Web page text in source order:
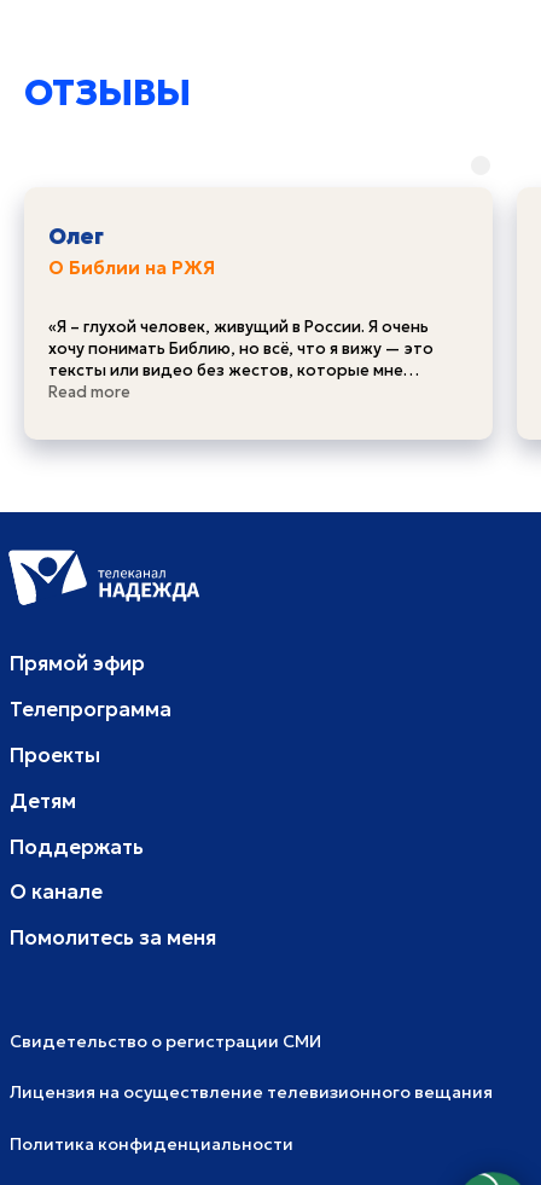
ОТЗЫВЫ
Олег
О Библии на РЖЯ
«Я – глухой человек, живущий в России. Я очень
хочу понимать Библию, но всё, что я вижу — это
тексты или видео без жестов, которые мне
непонятны. Даже если есть субтитры — это не мой
Read more